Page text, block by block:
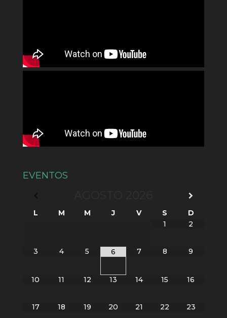
EVENTOS
L M M J V S
D
1
2
3 4 5 6 7 8 9
10 11 12 13 14 15 16
17 18 19 20 21 22 23